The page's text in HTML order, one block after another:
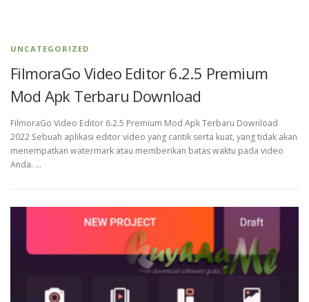
UNCATEGORIZED
FilmoraGo Video Editor 6.2.5 Premium
Mod Apk Terbaru Download
FilmoraGo Video Editor 6.2.5 Premium Mod Apk Terbaru Download
2022 Sebuah aplikasi editor video yang cantik serta kuat, yang tidak akan
menempatkan watermark atau memberikan batas waktu pada video
Anda. …